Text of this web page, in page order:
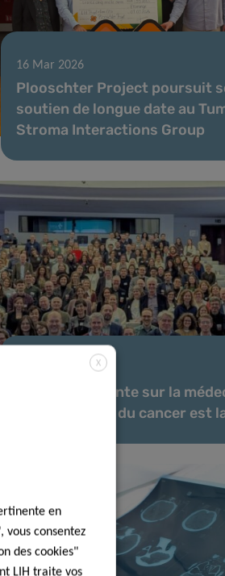
16 Mar 2026
Plooschter Project poursuit
soutien de longue date au
Stroma Interactions Group
L’action conjointe sur la
personnalisée du cancer est
X
en
vous consentez
des cookies"
LIH traite vos